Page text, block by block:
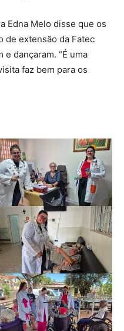
Edna Melo disse que os
de extensão da Fatec
e dançaram. “É uma
faz bem para os